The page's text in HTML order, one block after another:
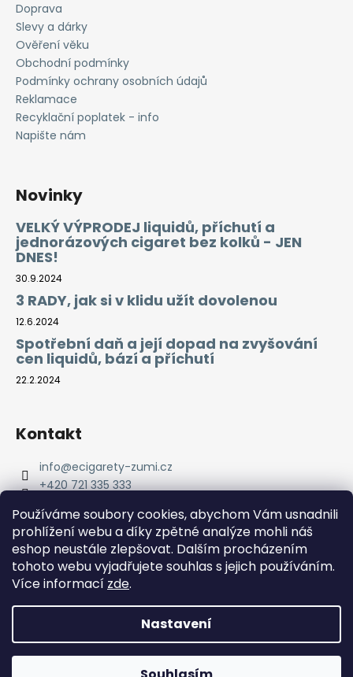
Používáme soubory cookies, abychom Vám usnadnili
prohlížení webu a díky zpětné analýze mohli náš
eshop neustále zlepšovat. Dalším procházením
tohoto webu vyjadřujete souhlas s jejich používáním.
Více informací zde.
Nastavení
Doprava ZDARMA od 2000 Kč! Dárek k objednávce od 2500
Doprava
Slevy a dárky
Ověření věku
Obchodní podmínky
Podmínky ochrany osobních údajů
Reklamace
Recyklační poplatek - info
Napište nám
Novinky
VELKÝ VÝPRODEJ liquidů, příchutí a
jednorázových cigaret bez kolků - JEN
DNES!
30.9.2024
3 RADY, jak si v klidu užít dovolenou
12.6.2024
Spotřební daň a její dopad na zvyšování
cen liquidů, bází a příchutí
22.2.2024
Kontakt
info@ecigarety-zumi.cz
+420 721 335 333
Copyright 2026eCigarety ZUMI. Všechna práva